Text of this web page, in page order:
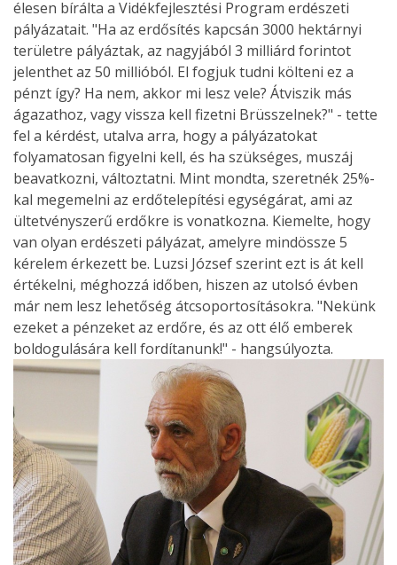
élesen bírálta a Vidékfejlesztési Program erdészeti
pályázatait. "Ha az erdősítés kapcsán 3000 hektárnyi
területre pályáztak, az nagyjából 3 milliárd forintot
jelenthet az 50 millióból. El fogjuk tudni költeni ez a
pénzt így? Ha nem, akkor mi lesz vele? Átviszik más
ágazathoz, vagy vissza kell fizetni Brüsszelnek?" - tette
fel a kérdést, utalva arra, hogy a pályázatokat
folyamatosan figyelni kell, és ha szükséges, muszáj
beavatkozni, változtatni. Mint mondta, szeretnék 25%-
kal megemelni az erdőtelepítési egységárat, ami az
ültetvényszerű erdőkre is vonatkozna. Kiemelte, hogy
van olyan erdészeti pályázat, amelyre mindössze 5
kérelem érkezett be. Luzsi József szerint ezt is át kell
értékelni, méghozzá időben, hiszen az utolsó évben
már nem lesz lehetőség átcsoportosításokra. "Nekünk
ezeket a pénzeket az erdőre, és az ott élő emberek
boldogulására kell fordítanunk!" - hangsúlyozta.